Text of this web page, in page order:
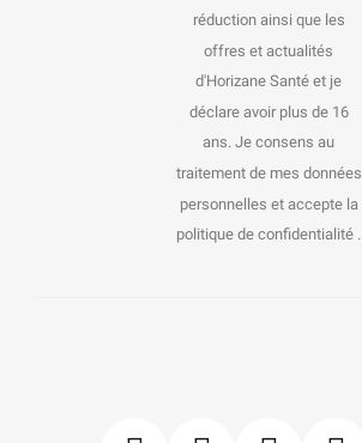
réduction ainsi que les
offres et actualités
d'Horizane Santé et je
déclare avoir plus de 16
ans. Je consens au
traitement de mes données
personnelles et accepte la
politique de confidentialité .